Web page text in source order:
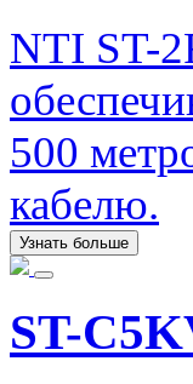
NTI ST-
500
кабелю.
Узнать больше
ST-